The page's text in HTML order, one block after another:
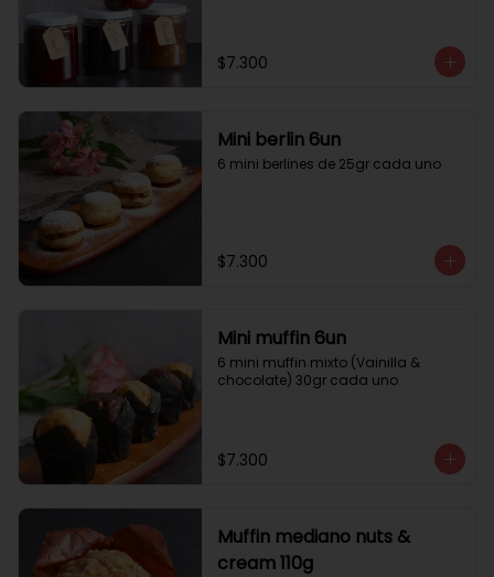
$7.300
Mini berlin 6un
6 mini berlines de 25gr cada uno
$7.300
Mini muffin 6un
6 mini muffin mixto (Vainilla &
chocolate) 30gr cada uno
$7.300
Muffin mediano nuts &
cream 110g